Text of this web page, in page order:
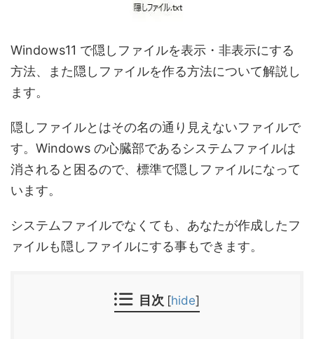
Windows11 で隠しファイルを表示・非表示にする
方法、また隠しファイルを作る方法について解説し
ます。
隠しファイルとはその名の通り見えないファイルで
す。Windows の心臓部であるシステムファイルは
消されると困るので、標準で隠しファイルになって
います。
システムファイルでなくても、あなたが作成したフ
ァイルも隠しファイルにする事もできます。
目次 [hide]